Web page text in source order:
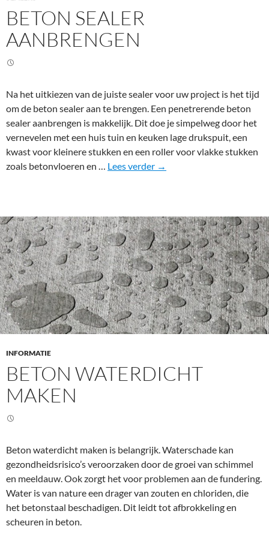
BETON SEALER
AANBRENGEN
Na het uitkiezen van de juiste sealer voor uw project is het tijd
om de beton sealer aan te brengen. Een penetrerende beton
sealer aanbrengen is makkelijk. Dit doe je simpelweg door het
vernevelen met een huis tuin en keuken lage drukspuit, een
kwast voor kleinere stukken en een roller voor vlakke stukken
zoals betonvloeren en … Lees verder
n
s
e
a
l
e
r
a
a
b
r
n
→
INFORMATIE
BETON WATERDICHT
MAKEN
Beton waterdicht maken is belangrijk. Waterschade kan
gezondheidsrisico’s veroorzaken door de groei van schimmel
en meeldauw. Ook zorgt het voor problemen aan de fundering.
Water is van nature een drager van zouten en chloriden, die
het betonstaal beschadigen. Dit leidt tot afbrokkeling en
scheuren in beton.